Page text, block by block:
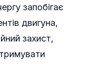
запобігає
двигуна,
захист,